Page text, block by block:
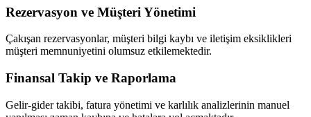
Rezervasyon ve Müşteri Yönetimi
Çakışan rezervasyonlar, müşteri bilgi kaybı ve iletişim eksiklikleri
müşteri memnuniyetini olumsuz etkilemektedir.
Finansal Takip ve Raporlama
Gelir-gider takibi, fatura yönetimi ve karlılık analizlerinin manuel